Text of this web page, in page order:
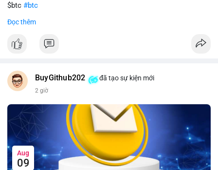
$btc #btc
#vlikevn
📰 Nguồn: CoinDesk
Đọc thêm
BuyGithub202 đã tạo sự kiện mới
2 giờ
Aug
09